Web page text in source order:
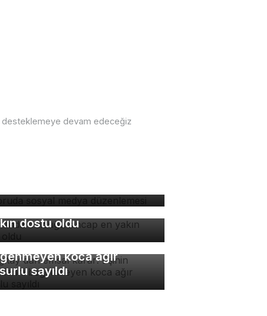
desteklemeye devam edeceğiz
bulduğu sincap en
dostu olduemsal karar:
yemeklerini
koca ağır
sayıldı